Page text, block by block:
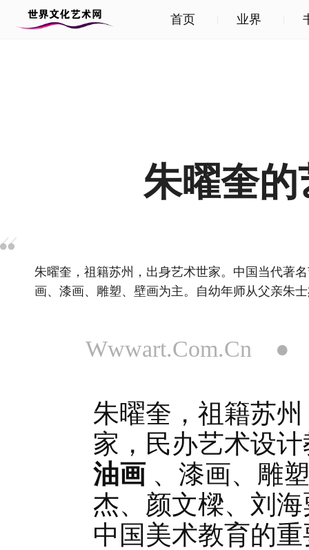
首页 业界
朱曜奎的
朱曜奎，祖籍苏州，出身艺术世家。中国当代著
画、漆画、雕塑、壁画为主。自幼年师从父亲朱
Wwwart.Com.Cn
朱曜奎，祖籍苏
家，民办艺术设
油画 、漆画、雕
杰、颜文樑、刘
中国美术教育的